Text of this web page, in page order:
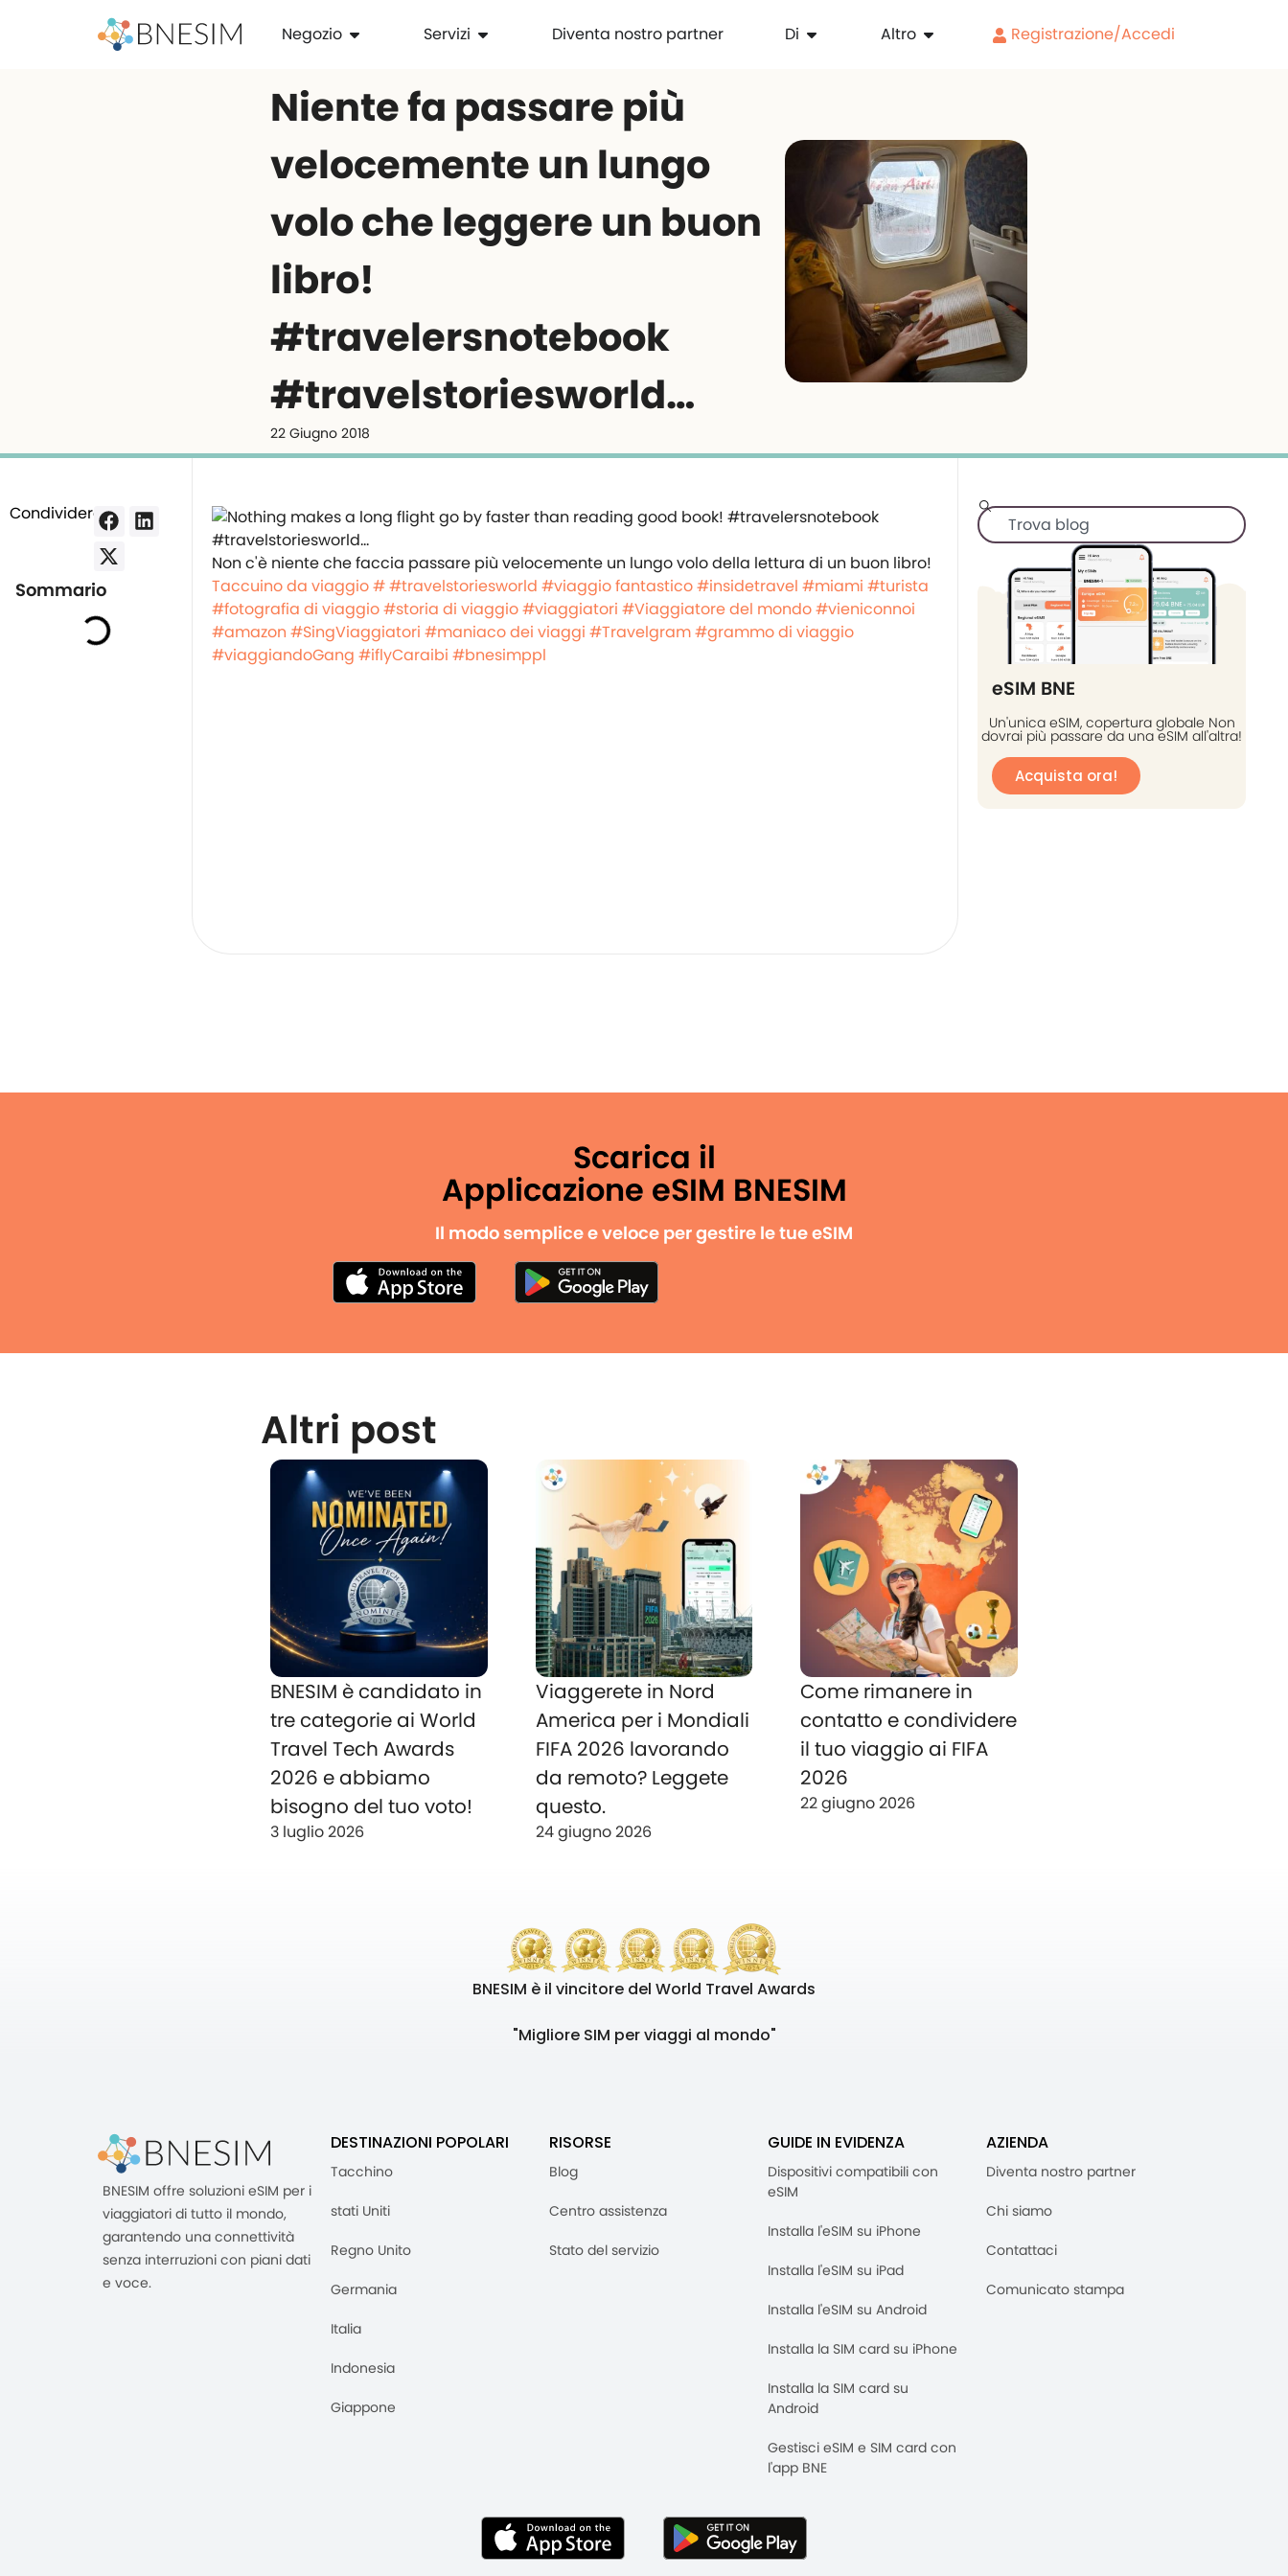
Negozio Servizi Diventa nostro partner Di Altro Registrazione/Accedi
Niente fa passare più
velocemente un lungo
volo che leggere un buon
libro!
#travelersnotebook
#travelstoriesworld…
22 Giugno 2018
Condividere:
Sommario
Non c'è niente che faccia passare più velocemente un lungo volo della lettura di un buon libro!
Taccuino da viaggio ##travelstoriesworld #viaggio fantastico#insidetravel #miami #turista
#fotografia di viaggio#storia di viaggio#viaggiatori #Viaggiatore del mondo#vieniconnoi
#amazon #SingViaggiatori #maniaco dei viaggi #Travelgram#grammo di viaggio
#viaggiandoGang #iflyCaraibi #bnesimppl
eSIM BNE
Un'unica eSIM, copertura globale Non
dovrai più passare da una eSIM all'altra!
Acquista ora!
Scarica il
Applicazione eSIM BNESIM
Il modo semplice e veloce per gestire le tue eSIM
Altri post
BNESIM è candidato in
tre categorie ai World
Travel Tech Awards
2026 e abbiamo
bisogno del tuo voto!
3 luglio 2026
Viaggerete in Nord
America per i Mondiali
FIFA 2026 lavorando
da remoto? Leggete
questo.
24 giugno 2026
Come rimanere in
contatto e condividere
il tuo viaggio ai FIFA
2026
22 giugno 2026
BNESIM è il vincitore del World Travel Awards
"Migliore SIM per viaggi al mondo"
BNESIM offre soluzioni eSIM per i
viaggiatori di tutto il mondo,
garantendo una connettività
senza interruzioni con piani dati
e voce.
DESTINAZIONI POPOLARI
Tacchino
stati Uniti
Regno Unito
Germania
Italia
Indonesia
Giappone
RISORSE
Blog
Centro assistenza
Stato del servizio
GUIDE IN EVIDENZA
Dispositivi compatibili con
eSIM
Installa l'eSIM su iPhone
Installa l'eSIM su iPad
Installa l'eSIM su Android
Installa la SIM card su iPhone
Installa la SIM card su
Android
Gestisci eSIM e SIM card con
l'app BNE
AZIENDA
Diventa nostro partner
Chi siamo
Contattaci
Comunicato stampa